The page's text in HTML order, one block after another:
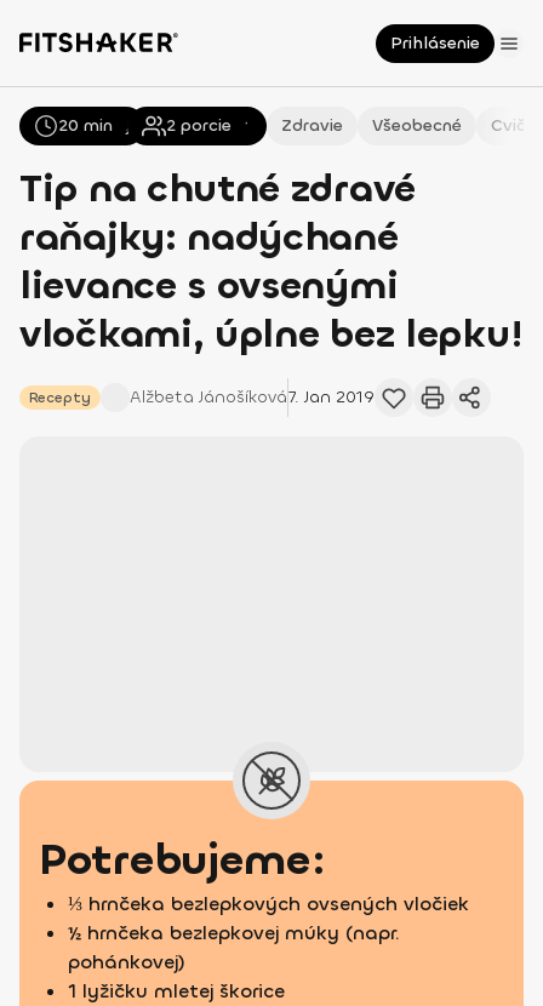
Prihlásenie
Všetky Recepty Zdravie Všeobecné
Tip na chutné zdravé
raňajky: nadýchané
lievance s ovsenými
vločkami, úplne bez lepku!
Recepty Alžbeta Jánošíková7. Jan 2019
20 min 2 porcie
Potrebujeme:
⅓ hrnčeka bezlepkových ovsených vločiek
½ hrnčeka bezlepkovej múky (napr.
pohánkovej)
1 lyžičku mletej škorice